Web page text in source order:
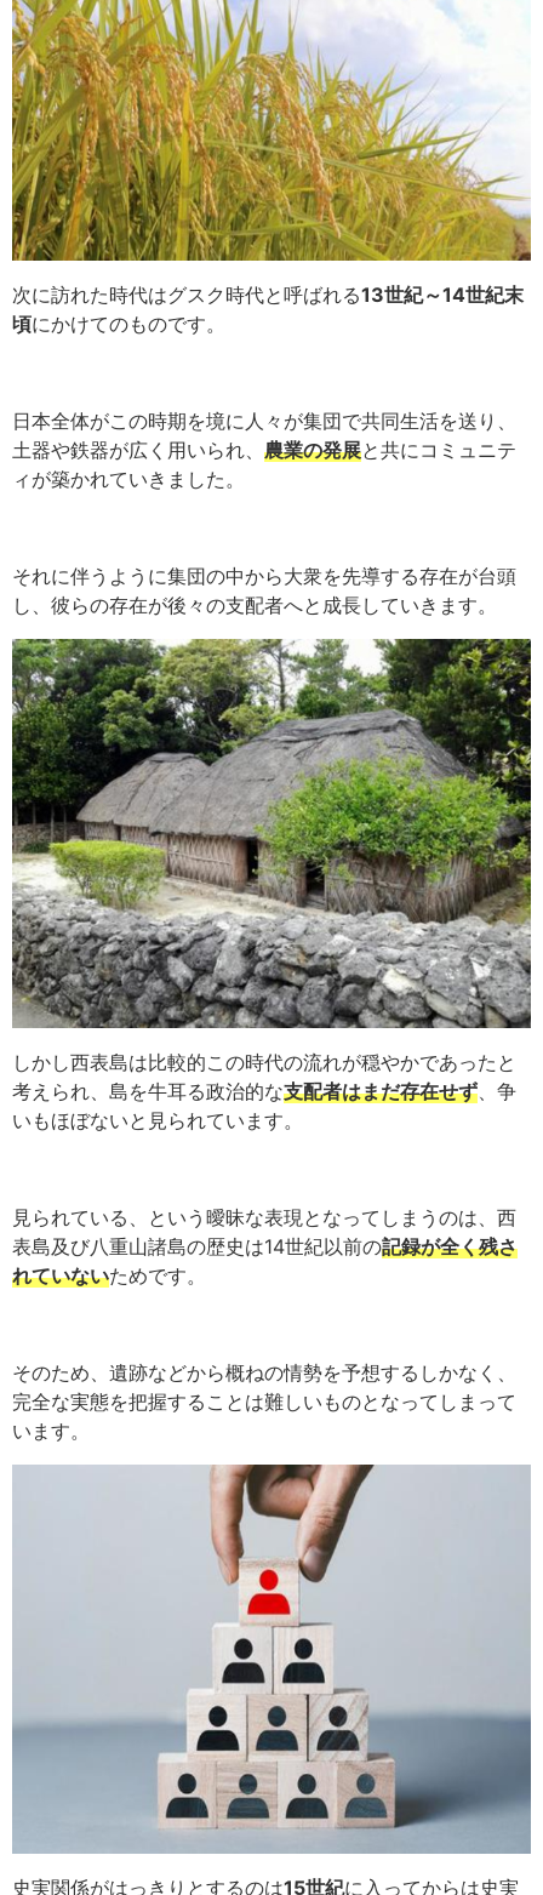
次に訪れた時代はグスク時代と呼ばれる13世紀～14世紀末
頃にかけてのものです。
日本全体がこの時期を境に人々が集団で共同生活を送り、
土器や鉄器が広く用いられ、 農業の発展と共にコミュニテ
ィが築かれていきました。
それに伴うように集団の中から大衆を先導する存在が台頭
し、彼らの存在が後々の支配者へと成長していきます。
しかし西表島は比較的この時代の流れが穏やかであったと
考えられ、島を牛耳る政治的な支配者はまだ存在せず 、争
いもほぼないと見られています。
見られている、という曖昧な表現となってしまうのは、西
表島及び八重山諸島の歴史は14世紀以前の記録が全く残さ
れていないためです。
そのため、遺跡などから概ねの情勢を予想するしかなく、
完全な実態を把握することは難しいものとなってしまって
います。
史実関係がはっきりとするのは15世紀に入ってからは史実